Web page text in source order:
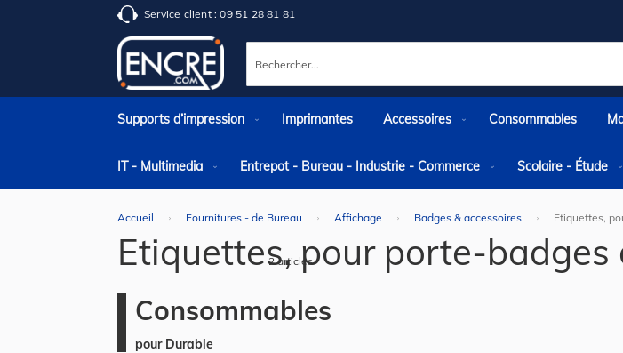
Service client : 09 51 28 81 81
Rechercher
Supports d’impression Imprimantes Accessoires Consommables
IT - Multimedia Entrepot - Bureau - Industrie - Commerce Scolaire - Étude
Accueil Fournitures - de Bureau Affichage Badges & accessoires Etiquettes,
Etiquettes, pour porte-badges
2articles
Consommables
pour Durable